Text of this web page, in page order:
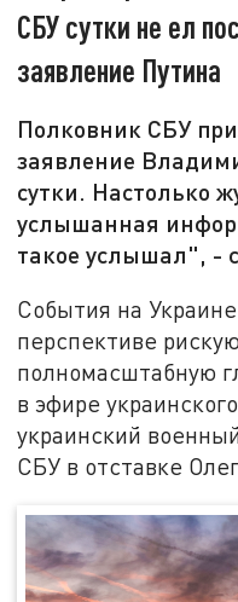
СБУ сутки не ел
заявление Путина
Полковник СБУ
заявление
сутки. Настолько
услышанная
такое услышал", -
События на
перспективе
полномасштабную
в эфире
украинский
СБУ в отставке